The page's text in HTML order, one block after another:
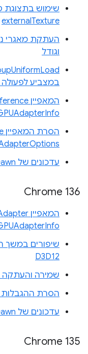
שימוש בתצוגת
externalTexture
העתקת מאגרי
וגודל
במצביע
עדכונים של Dawn
Chrome 136
D3D12
שמירה והעתקה
הסרת
עדכונים של Dawn
Chrome 135